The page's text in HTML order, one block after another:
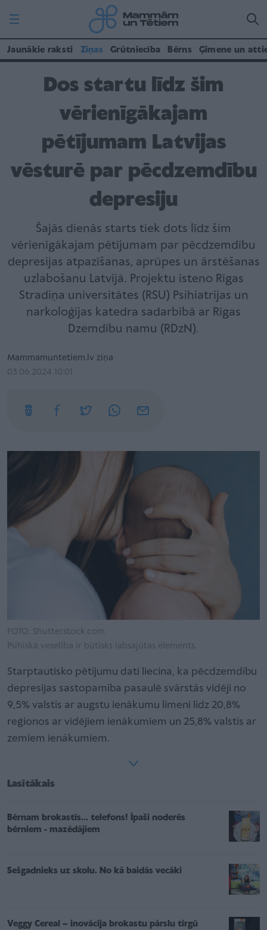
Jaunākie raksti Ziņas Grūtniecība Bērns Ģimene un
Dos startu līdz šim
vērienīgākajam
pētījumam Latvijas
vēsturē par pēcdzemdību
depresiju
Šajās dienās starts tiek dots līdz šim
vērienīgākajam pētījumam par pēcdzemdību
depresijas atpazīšanas, aprūpes un ārstēšanas
uzlabošanu Latvijā. Projektu īsteno Rīgas
Stradiņa universitātes (RSU) Psihiatrijas un
narkoloģijas katedra sadarbībā ar Rīgas
Dzemdību namu (RDzN).
Mammamuntetiem.lv ziņa
03.06.2024 10:01
FOTO: Shutterstock.com
Psihiskā veselība ir būtisks labsajūtas elements.
Starptautisko pētījumu dati liecina, ka pēcdzemdību
depresijas sastopamība pasaulē svārstās vidēji no
9,5% valstīs ar augstu ienākumu līmeni līdz 20,8%
reģionos ar vidējiem ienākumiem un 25,8% valstīs ar
zemiem ienākumiem.
Lasītākais
Bērnam brokastīs... telefons! Īpaši noderēs
bērniem - mazēdājiem
Sešgadnieks uz skolu. No kā baidās vecāki
Veggy Cereal – inovācija brokastu pārslu tirgū